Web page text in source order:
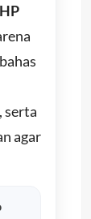
HP
serta
agar